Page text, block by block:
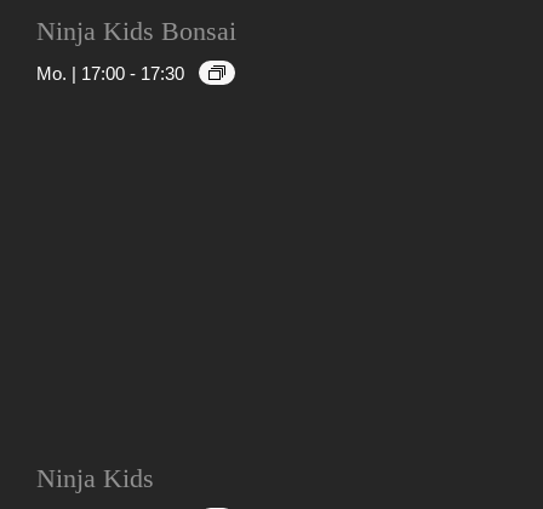
Ninja Kids Bonsai
Mo. | 17:00 - 17:30
Ninja Kids